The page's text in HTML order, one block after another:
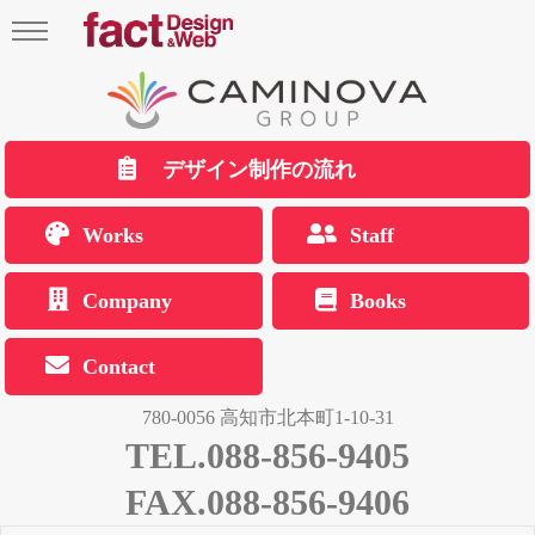
デザイン制作の流れ
Works Staff
Company Books
Contact
780-0056 高知市北本町1-10-31
TEL.088-856-9405
FAX.088-856-9406